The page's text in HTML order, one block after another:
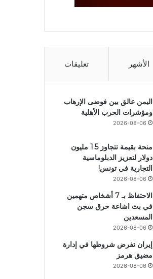
الأشهر تعليقات
اليمن عالق بين فوضى الإرهاب
ومؤشرات الحرب الأهلية
2026-08-06
منحة بقيمة تتجاوز 1.5 مليون
دولار لتعزيز الدبلوماسية
التجارية في تونس!
2026-08-06
الاحتفاظ بـ 7 أشخاص متهمين
في بث اشاعة حرق سجن
المسعدين
2026-08-06
إيران تفرض شروطها في إدارة
مضيق هرمز
2026-08-06